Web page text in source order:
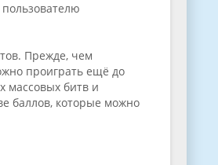
Прежде, чем
проиграть ещё до
массовых битв и
баллов, которые можно